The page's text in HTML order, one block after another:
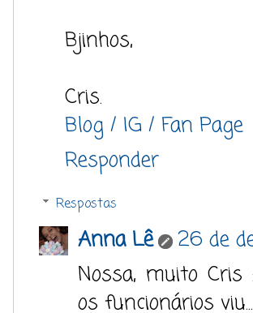
Bjinhos,
Cris.
Blog / IG / Fan Page
Responder
Respostas
Anna Lê
26 de
Nossa, muito
os funcionários